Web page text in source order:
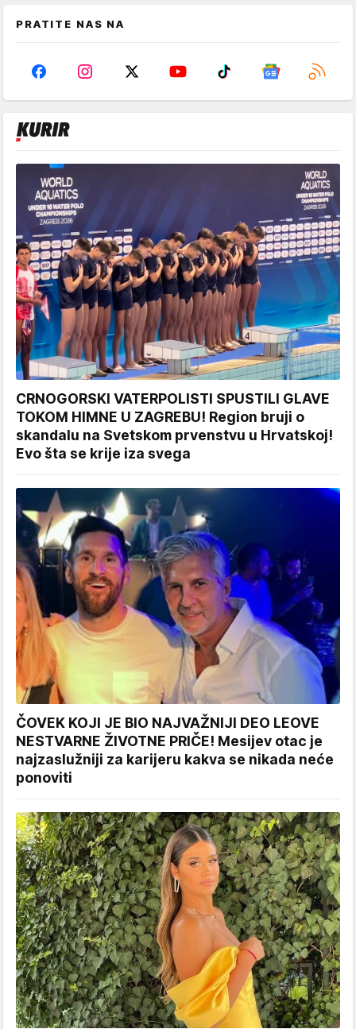
PRATITE NAS NA
CRNOGORSKI VATERPOLISTI SPUSTILI GLAVE
TOKOM HIMNE U ZAGREBU! Region bruji o
skandalu na Svetskom prvenstvu u Hrvatskoj!
Evo šta se krije iza svega
ČOVEK KOJI JE BIO NAJVAŽNIJI DEO LEOVE
NESTVARNE ŽIVOTNE PRIČE! Mesijev otac je
najzaslužniji za karijeru kakva se nikada neće
ponoviti